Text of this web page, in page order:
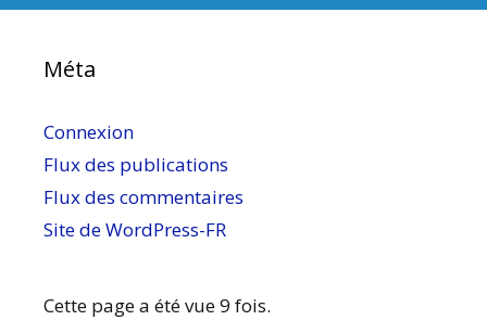
Méta
Connexion
Flux des publications
Flux des commentaires
Site de WordPress-FR
Cette page a été vue 9 fois.